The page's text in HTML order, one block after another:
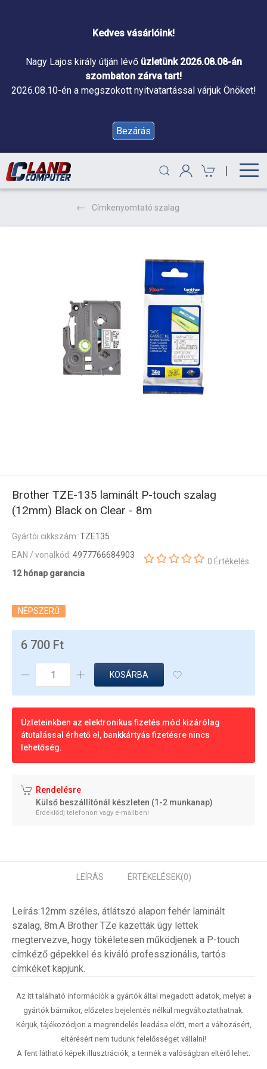
Kedves vásárlóink!
Nagy Lajos király útján lévő üzletünk 2026.08.08-án
szombaton zárva tart!
2026.08.10-én a megszokott nyitvatartással várjuk Önöket!
Bezárás
|
Címkenyomtató szalag
Brother TZE-135 laminált P-touch szalag
(12mm) Black on Clear - 8m
Gyártói cikkszám: TZE135
EAN / vonalkód: 4977766684903
12 hónap garancia
0 Értékelés
NÉPSZERŰ
6 700 Ft
KOSÁRBA
Üzleteinkben az elektronikus fizetés mód kizárólag
átutalással érhető el, bankkártyás fizetésre nincs
lehetőség.
Rendelésre
Külső beszállítónál készleten (1-2 munkanap)
Érdeklődj telefonon vagy e-mailben!
LEÍRÁS ÉRTÉKELÉSEK(0)
Leírás:12mm széles, átlátszó alapon fehér laminált
szalag, 8m.A Brother TZe kazetták úgy lettek
megtervezve, hogy tökéletesen működjenek a P-touch
címkéző gépekkel és kiváló professzionális, tartós
címkéket kapjunk.
Az itt található információk a gyártók által megadott adatok, melyet a
gyártók bármikor, előzetes bejelentés nélkül megváltoztathatnak.
Kérjük, tájékozódjon a megrendelés leadása előtt, mert a változásért,
eltérésért nem tudunk felelősséget vállalni!
A fent látható képek illusztrációk, a termék a valóságban eltérő lehet.